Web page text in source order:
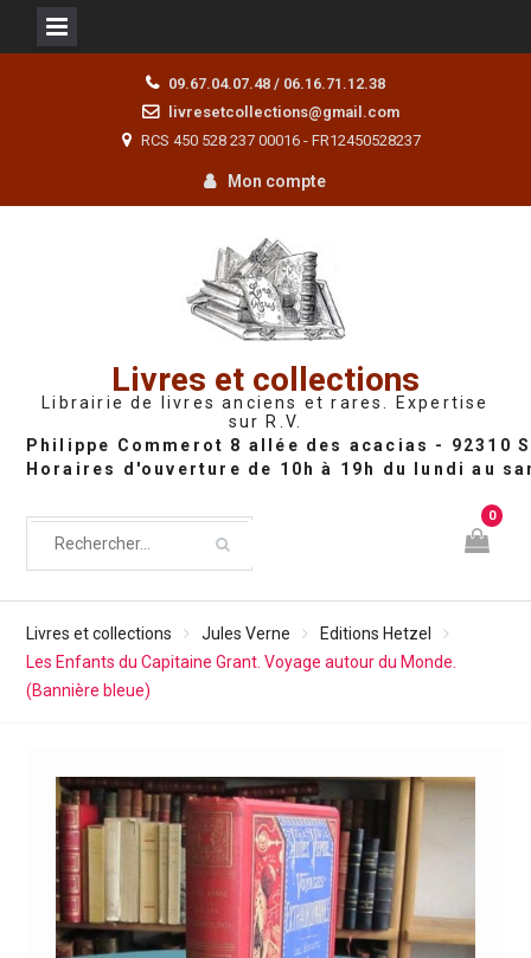
09.67.04.07.48 / 06.16.71.12.38
livresetcollections@gmail.com
RCS 450 528 237 00016 - FR12450528237
Mon compte
Livres et collections
Librairie de livres anciens et rares. Expertise
sur R.V.
0
Livres et collections Jules Verne
Editions Hetzel
Les Enfants du Capitaine Grant. Voyage autour du Monde.
(Bannière bleue)